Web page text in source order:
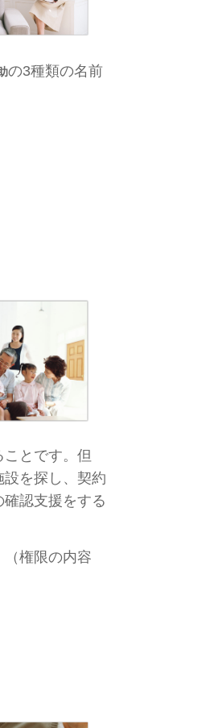
の3種類の名前
ことです。但
を探し、契約
確認支援をする
権限の内容